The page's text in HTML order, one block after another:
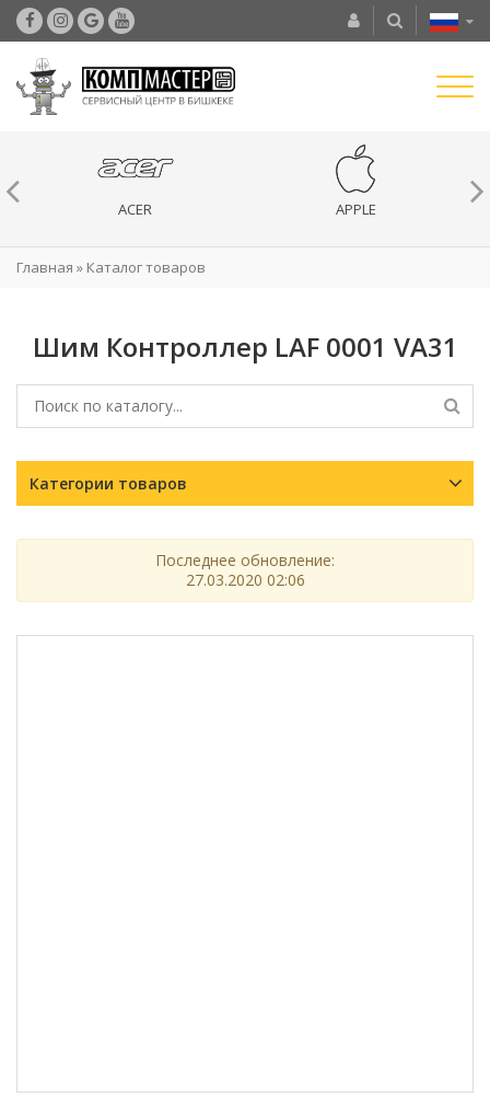
ACER APPLE
Главная » Каталог товаров
Шим Контроллер LAF 0001 VA31
Категории товаров
Последнее обновление:
27.03.2020 02:06